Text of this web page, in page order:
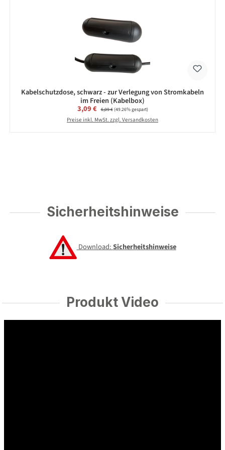
Kabelschutzdose, schwarz - zur Verlegung von Stromkabeln
im Freien (Kabelbox)
Verkaufspreis:
3,09 € Regulärer Preis:
6,09 €(49.26% gespart)
Preise inkl. MwSt. zzgl. Versandkosten
Sicherheitshinweise
Download:Sicherheitshinweise
Produkt Video